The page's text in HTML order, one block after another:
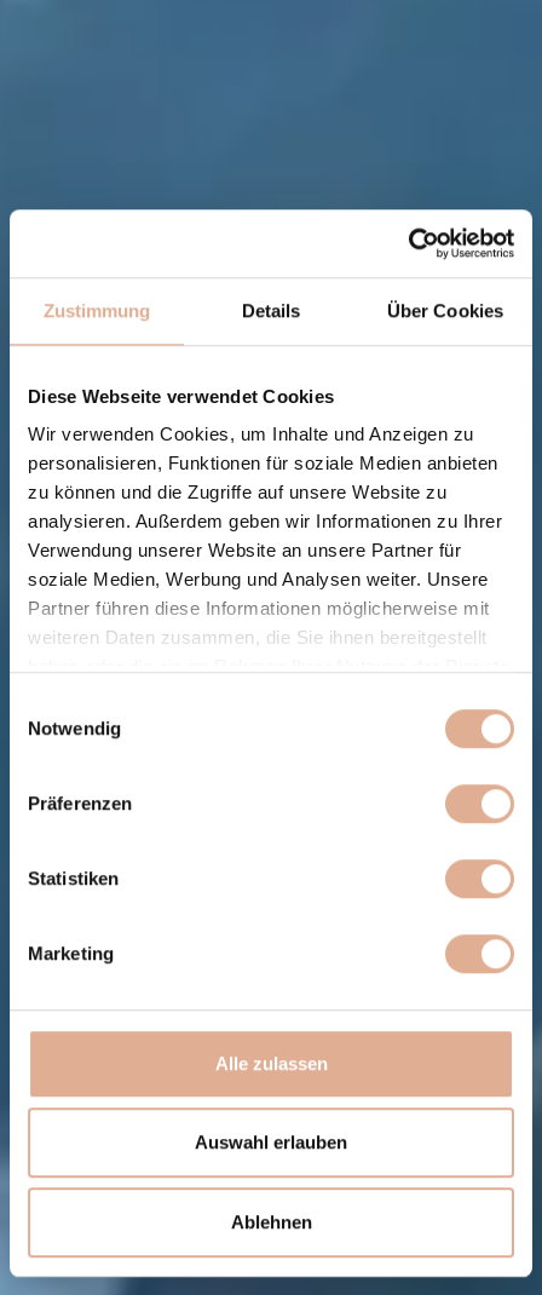
Zustimmung Details Über Cookies
Diese Webseite verwendet Cookies
Wir verwenden Cookies, um Inhalte und Anzeigen zu
personalisieren, Funktionen für soziale Medien anbieten
zu können und die Zugriffe auf unsere Website zu
analysieren. Außerdem geben wir Informationen zu Ihrer
Verwendung unserer Website an unsere Partner für
soziale Medien, Werbung und Analysen weiter. Unsere
Partner führen diese Informationen möglicherweise mit
weiteren Daten zusammen, die Sie ihnen bereitgestellt
Notwendig
Präferenzen
Statistiken
Marketing
Alle zulassen
Auswahl erlauben
Ablehnen